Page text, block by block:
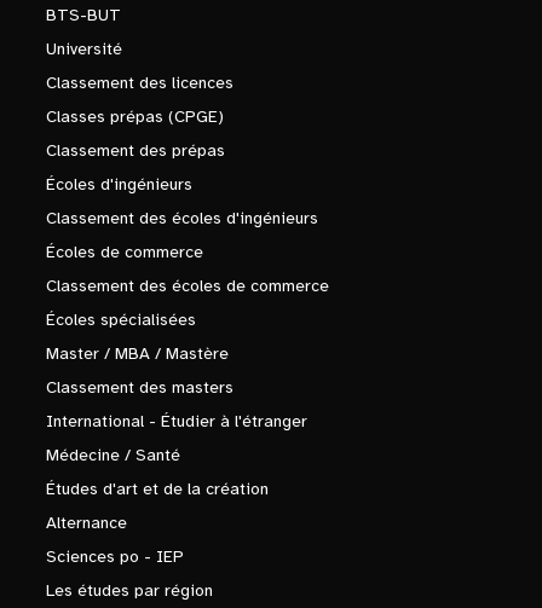
BTS-BUT
Université
Classement des licences
Classes prépas (CPGE)
Classement des prépas
Écoles d'ingénieurs
Classement des écoles d'ingénieurs
Écoles de commerce
Classement des écoles de commerce
Écoles spécialisées
Master / MBA / Mastère
Classement des masters
International - Étudier à l'étranger
Médecine / Santé
Études d'art et de la création
Alternance
Sciences po - IEP
Les études par région